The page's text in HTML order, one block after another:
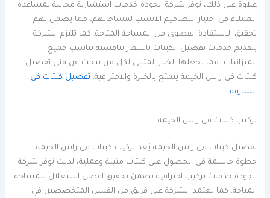
علاوة على ذلك، توفر شركة الجودة خدمات استشارية مجانية لمساعدة
العملاء في اختيار التصاميم الانسب لمساحاتهم، مما يضمن لهم
تحقيق الاستفادة القصوى من المساحة المتاحة. كما تلتزم الشركة
بتقديم خدمات تفصيل الكبتات باسعار تنافسية تناسب جميع
الميزانيات، مما يجعلها الخيار المثالي لكل من يبحث عن فني تفصيل
كبتات في راس الخيمة يتمتع بالخبرة والاحترافية. تفصيل كبتات في
الشارقة
تركيب كبتات في راس الخيمة
تفصيل كبتات في راس الخيمة يُعد تركيب كبتات في راس الخيمة
خطوة حاسمة في الحصول على كبتات متينة وعملية، لذلك توفر شركة
الجودة خدمات تركيب احترافية تضمن تحقيق افضل استغلال للمساحة
المتاحة. كما تعتمد الشركة على فريق من الفنيين المتخصصين في